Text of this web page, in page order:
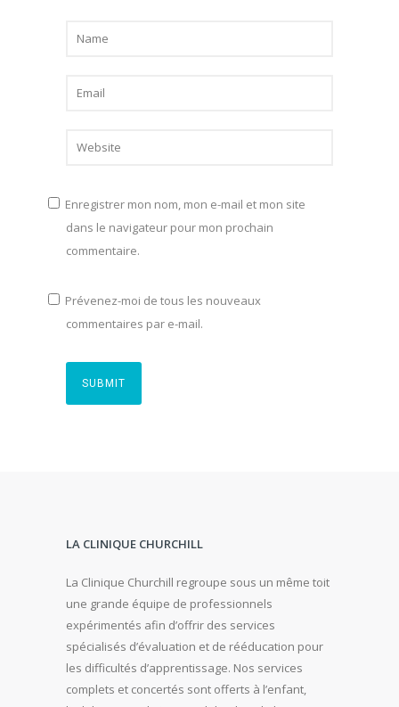
Enregistrer mon nom, mon e-mail et mon site
dans le navigateur pour mon prochain
commentaire.
Prévenez-moi de tous les nouveaux
commentaires par e-mail.
LA CLINIQUE CHURCHILL
La Clinique Churchill regroupe sous un même toit
une grande équipe de professionnels
expérimentés afin d’offrir des services
spécialisés d’évaluation et de rééducation pour
les difficultés d’apprentissage. Nos services
complets et concertés sont offerts à l’enfant,